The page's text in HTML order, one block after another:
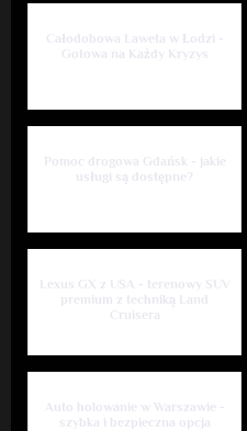
Całodobowa Laweta w Łodzi -
Gotowa na Każdy Kryzys
Pomoc drogowa Gdańsk - jakie
usługi są dostępne?
Lexus GX z USA - terenowy SUV
premium z techniką Land
Cruisera
Auto holowanie w Warszawie -
szybka i bezpieczna opcja